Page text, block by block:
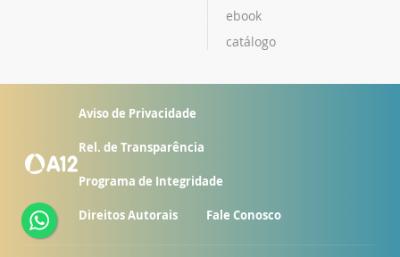
ebook
catálogo
Aviso de Privacidade
Rel. de Transparência
Programa de Integridade
Direitos Autorais Fale Conosco